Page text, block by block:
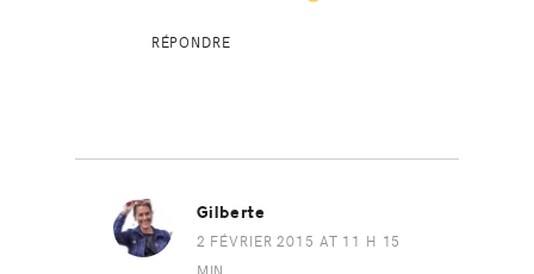
RÉPONDRE
Gilberte
2 FÉVRIER 2015 AT 11 H 15